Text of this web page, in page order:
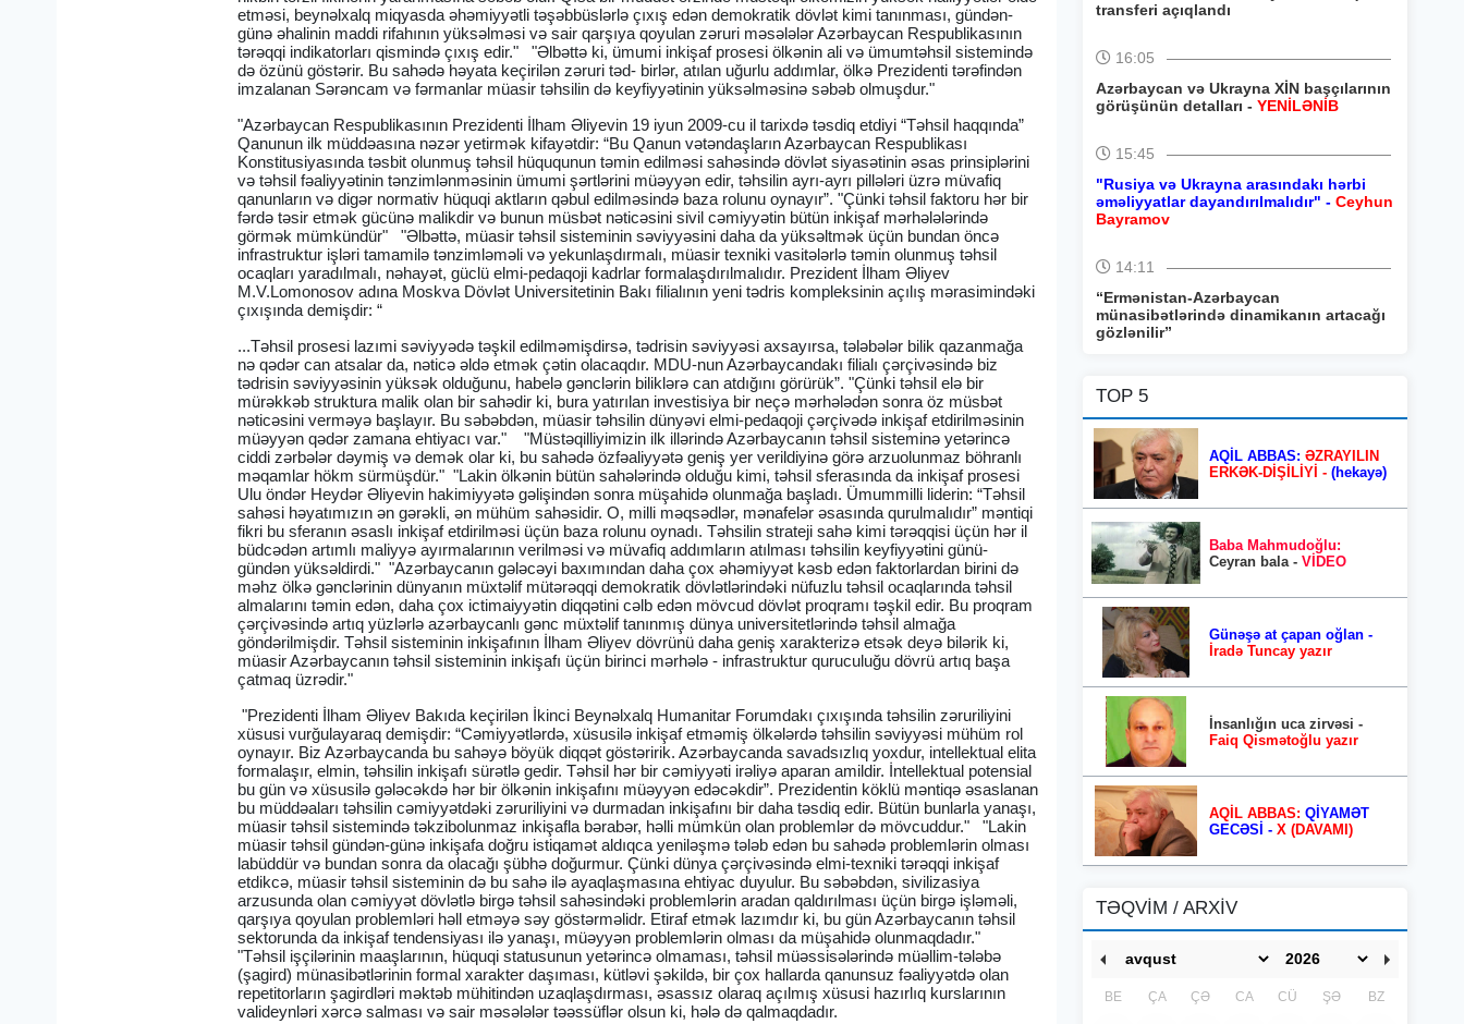
etməsi, beynəlxalq miqyasda əhəmiyyətli təşəbbüslərlə çıxış edən demokratik dövlət kimi tanınması, gündən-
günə əhalinin maddi rifahının yüksəlməsi və sair qarşıya qoyulan zəruri məsələlər Azərbaycan Respublikasının
tərəqqi indikatorları qismində çıxış edir." "Əlbəttə ki, ümumi inkişaf prosesi ölkənin ali və ümumtəhsil sistemində
də özünü göstərir. Bu sahədə həyata keçirilən zəruri təd- birlər, atılan uğurlu addımlar, ölkə Prezidenti tərəfindən
imzalanan Sərəncam və fərmanlar müasir təhsilin də keyfiyyətinin yüksəlməsinə səbəb olmuşdur."
"Azərbaycan Respublikasının Prezidenti İlham Əliyevin 19 iyun 2009-cu il tarixdə təsdiq etdiyi “Təhsil haqqında”
Qanunun ilk müddəasına nəzər yetirmək kifayətdir: “Bu Qanun vətəndaşların Azərbaycan Respublikası
Konstitusiyasında təsbit olunmuş təhsil hüququnun təmin edilməsi sahəsində dövlət siyasətinin əsas prinsiplərini
və təhsil fəaliyyətinin tənzimlənməsinin ümumi şərtlərini müəyyən edir, təhsilin ayrı-ayrı pillələri üzrə müvafiq
qanunların və digər normativ hüquqi aktların qəbul edilməsində baza rolunu oynayır”. "Çünki təhsil faktoru hər bir
fərdə təsir etmək gücünə malikdir və bunun müsbət nəticəsini sivil cəmiyyətin bütün inkişaf mərhələlərində
görmək mümkündür" "Əlbəttə, müasir təhsil sisteminin səviyyəsini daha da yüksəltmək üçün bundan öncə
infrastruktur işləri tamamilə tənzimləməli və yekunlaşdırmalı, müasir texniki vasitələrlə təmin olunmuş təhsil
ocaqları yaradılmalı, nəhayət, güclü elmi-pedaqoji kadrlar formalaşdırılmalıdır. Prezident İlham Əliyev
M.V.Lomonosov adına Moskva Dövlət Universitetinin Bakı filialının yeni tədris kompleksinin açılış mərasimindəki
çıxışında demişdir: “
...Təhsil prosesi lazımi səviyyədə təşkil edilməmişdirsə, tədrisin səviyyəsi axsayırsa, tələbələr bilik qazanmağa
nə qədər can atsalar da, nəticə əldə etmək çətin olacaqdır. MDU-nun Azərbaycandakı filialı çərçivəsində biz
tədrisin səviyyəsinin yüksək olduğunu, habelə gənclərin biliklərə can atdığını görürük”. "Çünki təhsil elə bir
mürəkkəb struktura malik olan bir sahədir ki, bura yatırılan investisiya bir neçə mərhələdən sonra öz müsbət
nəticəsini verməyə başlayır. Bu səbəbdən, müasir təhsilin dünyəvi elmi-pedaqoji çərçivədə inkişaf etdirilməsinin
müəyyən qədər zamana ehtiyacı var." "Müstəqilliyimizin ilk illərində Azərbaycanın təhsil sisteminə yetərincə
ciddi zərbələr dəymiş və demək olar ki, bu sahədə özfəaliyyətə geniş yer verildiyinə görə arzuolunmaz böhranlı
məqamlar hökm sürmüşdür." "Lakin ölkənin bütün sahələrində olduğu kimi, təhsil sferasında da inkişaf prosesi
Ulu öndər Heydər Əliyevin hakimiyyətə gəlişindən sonra müşahidə olunmağa başladı. Ümummilli liderin: “Təhsil
sahəsi həyatımızın ən gərəkli, ən mühüm sahəsidir. O, milli məqsədlər, mənafelər əsasında qurulmalıdır” məntiqi
fikri bu sferanın əsaslı inkişaf etdirilməsi üçün baza rolunu oynadı. Təhsilin strateji sahə kimi tərəqqisi üçün hər il
büdcədən artımlı maliyyə ayırmalarının verilməsi və müvafiq addımların atılması təhsilin keyfiyyətini günü-
gündən yüksəldirdi." "Azərbaycanın gələcəyi baxımından daha çox əhəmiyyət kəsb edən faktorlardan birini də
məhz ölkə gənclərinin dünyanın müxtəlif mütərəqqi demokratik dövlətlərindəki nüfuzlu təhsil ocaqlarında təhsil
almalarını təmin edən, daha çox ictimaiyyətin diqqətini cəlb edən mövcud dövlət proqramı təşkil edir. Bu proqram
çərçivəsində artıq yüzlərlə azərbaycanlı gənc müxtəlif tanınmış dünya universitetlərində təhsil almağa
göndərilmişdir. Təhsil sisteminin inkişafının İlham Əliyev dövrünü daha geniş xarakterizə etsək deyə bilərik ki,
müasir Azərbaycanın təhsil sisteminin inkişafı üçün birinci mərhələ - infrastruktur quruculuğu dövrü artıq başa
çatmaq üzrədir."
"Prezidenti İlham Əliyev Bakıda keçirilən İkinci Beynəlxalq Humanitar Forumdakı çıxışında təhsilin zəruriliyini
xüsusi vurğulayaraq demişdir: “Cəmiyyətlərdə, xüsusilə inkişaf etməmiş ölkələrdə təhsilin səviyyəsi mühüm rol
oynayır. Biz Azərbaycanda bu sahəyə böyük diqqət göstəririk. Azərbaycanda savadsızlıq yoxdur, intellektual elita
formalaşır, elmin, təhsilin inkişafı sürətlə gedir. Təhsil hər bir cəmiyyəti irəliyə aparan amildir. İntellektual potensial
bu gün və xüsusilə gələcəkdə hər bir ölkənin inkişafını müəyyən edəcəkdir”. Prezidentin köklü məntiqə əsaslanan
bu müddəaları təhsilin cəmiyyətdəki zəruriliyini və durmadan inkişafını bir daha təsdiq edir. Bütün bunlarla yanaşı,
müasir təhsil sistemində təkzibolunmaz inkişafla bərabər, həlli mümkün olan problemlər də mövcuddur." "Lakin
müasir təhsil gündən-günə inkişafa doğru istiqamət aldıqca yeniləşmə tələb edən bu sahədə problemlərin olması
labüddür və bundan sonra da olacağı şübhə doğurmur. Çünki dünya çərçivəsində elmi-texniki tərəqqi inkişaf
etdikcə, müasir təhsil sisteminin də bu sahə ilə ayaqlaşmasına ehtiyac duyulur. Bu səbəbdən, sivilizasiya
arzusunda olan cəmiyyət dövlətlə birgə təhsil sahəsindəki problemlərin aradan qaldırılması üçün birgə işləməli,
qarşıya qoyulan problemləri həll etməyə səy göstərməlidr. Etiraf etmək lazımdır ki, bu gün Azərbaycanın təhsil
sektorunda da inkişaf tendensiyası ilə yanaşı, müəyyən problemlərin olması da müşahidə olunmaqdadır."
"Təhsil işçilərinin maaşlarının, hüquqi statusunun yetərincə olmaması, təhsil müəssisələrində müəllim-tələbə
(şagird) münasibətlərinin formal xarakter daşıması, kütləvi şəkildə, bir çox hallarda qanunsuz fəaliyyətdə olan
repetitorların şagirdləri məktəb mühitindən uzaqlaşdırması, əsassız olaraq açılmış xüsusi hazırlıq kurslarının
valideynləri xərcə salması və sair məsələlər təəssüflər olsun ki, hələ də qalmaqdadır.
transferi açıqlandı
16:05
Azərbaycan və Ukrayna XİN başçılarının
görüşünün detalları - YENİLƏNİB
15:45
"Rusiya və Ukrayna arasındakı hərbi
əməliyyatlar dayandırılmalıdır" - Ceyhun
Bayramov
14:11
“Ermənistan-Azərbaycan
münasibətlərində dinamikanın artacağı
gözlənilir”
TOP 5
AQİL ABBAS: ƏZRAYILIN
ERKƏK-DİŞİLİYİ - (hekayə)
Baba Mahmudoğlu:
Ceyran bala - VİDEO
Günəşə at çapan oğlan -
İradə Tuncay yazır
İnsanlığın uca zirvəsi -
Faiq Qismətoğlu yazır
AQİL ABBAS: QİYAMƏT
GECƏSİ - X (DAVAMI)
TƏQVİM / ARXİV
BE ÇA ÇƏ CA CÜ ŞƏ BZ